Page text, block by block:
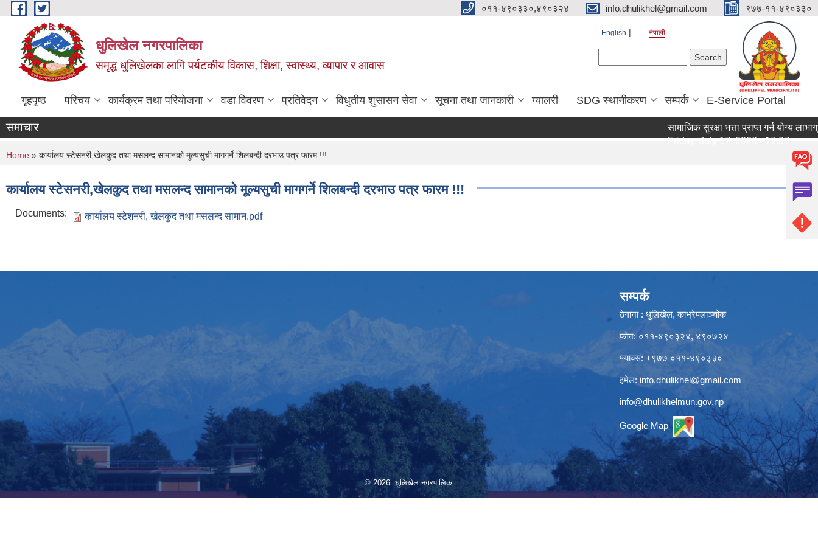
Skip to main content ०११-४९०३३०,४९०३२४ info.dhulikhel@gmail.com ९७७-११-४९०३३०
धुलिखेल नगरपालिका
समृद्ध धुलिखेलका लागि पर्यटकीय विकास, शिक्षा, स्वास्थ्य, व्यापार र आवास
English नेपाली
गृहपृष्ठ परिचय कार्यक्रम तथा परियोजना वडा विवरण प्रतिवेदन विधुतीय शुसासन सेवा सूचना तथा जानकारी ग्यालरी SDG स्थानीकरण सम्पर्क E-Service Portal
समाचार
सामाजिक सुरक्षा भत्ता प्राप्त गर्न योग्य
Friday, July 17, 2026 - 17:07
You are here
Home » कार्यालय स्टेसनरी,खेलकुद तथा मसलन्द सामानको मूल्यसुची मागगर्ने शिलबन्दी दरभाउ पत्र फारम !!!
कार्यालय स्टेसनरी,खेलकुद तथा मसलन्द सामानको मूल्यसुची मागगर्ने शिलबन्दी दरभाउ पत्र फारम !!!
Documents: कार्यालय स्टेशनरी, खेलकुद तथा मसलन्द सामान.pdf
सम्पर्क
ठेगाना : धुलिखेल, काभ्रेपलाञ्चोक
फोन: ०११-४९०३२४, ४९०७२४
फ्याक्स: +९७७ ०११-४९०३३०
इमेल: info.dhulikhel@gmail.com
info@dhulikhelmun.gov.np
Google Map
© 2026 धुलिखेल नगरपालिका